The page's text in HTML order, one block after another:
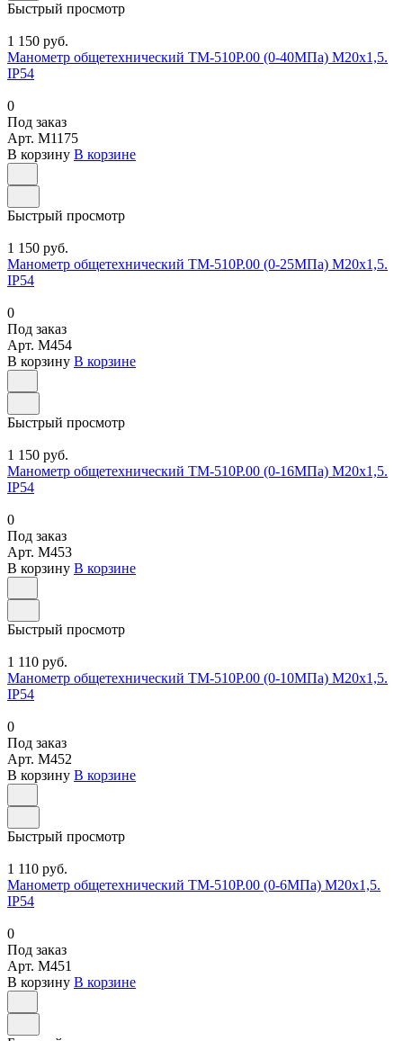
Быстрый просмотр
1 150 руб.
Манометр общетехнический ТМ-510Р.00 (0-40МПа) М20х1,5.
IP54
0
Под заказ
Арт. M1175
В корзину В корзине
Быстрый просмотр
1 150 руб.
Манометр общетехнический ТМ-510Р.00 (0-25МПа) М20х1,5.
IP54
0
Под заказ
Арт. M454
В корзину В корзине
Быстрый просмотр
1 150 руб.
Манометр общетехнический ТМ-510Р.00 (0-16МПа) М20х1,5.
IP54
0
Под заказ
Арт. M453
В корзину В корзине
Быстрый просмотр
1 110 руб.
Манометр общетехнический ТМ-510Р.00 (0-10МПа) М20х1,5.
IP54
0
Под заказ
Арт. M452
В корзину В корзине
Быстрый просмотр
1 110 руб.
Манометр общетехнический ТМ-510Р.00 (0-6МПа) М20х1,5.
IP54
0
Под заказ
Арт. M451
В корзину В корзине